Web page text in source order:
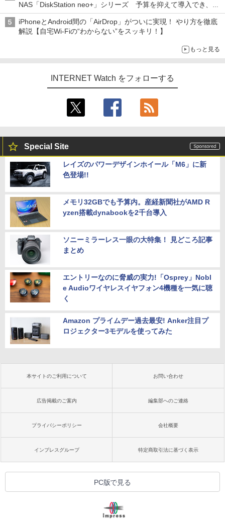
NAS「DiskStation neo+」シリーズ 予算を抑えて導入でき、
ECCメモリへのアップグレードも可能
iPhoneとAndroid間の「AirDrop」がついに実現！ やり方を徹底
解説【自宅Wi-Fiの“わからない”をスッキリ！】
もっと見る
INTERNET Watch をフォローする
Special Site
レイズのパワーデザインホイール「M6」に新
色登場!!
メモリ32GBでも予算内。産経新聞社がAMD R
yzen搭載dynabookを2千台導入
ソニーミラーレス一眼の大特集！ 見どころ記事
まとめ
エントリーなのに脅威の実力!「Osprey」Nobl
e Audioワイヤレスイヤフォン4機種を一気に聴
く
Amazon プライムデー過去最安! Anker注目プ
ロジェクター3モデルを使ってみた
本サイトのご利用について お問い合わせ
広告掲載のご案内 編集部へのご連絡
プライバシーポリシー 会社概要
インプレスグループ 特定商取引法に基づく表示
PC版で見る